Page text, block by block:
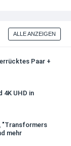
ALLE ANZEIGEN
Paar +
4K UHD in
"Transformers
mehr